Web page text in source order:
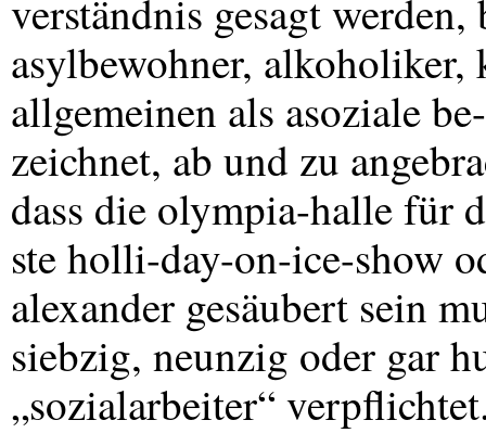
verständnis gesagt
asylbewohner,
allgemeinen als asoziale be-
zeichnet, ab und zu
dass die olympia-halle für
ste holli-day-on-ice-show
alexander gesäubert sein
siebzig, neunzig oder gar
„sozialarbeiter“